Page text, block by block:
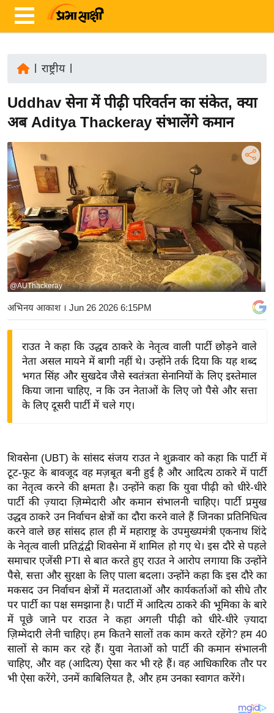
ज़ा
ख
र
रा
ष्ट्री
य
अं
त
र्रा
ष्ट्री
य
बि
ज़
द्यो
त
वि
शे
ष
ज्ञ
रा
य
ब
ज
ट
खे
ल
क्रि
के
राष्ट्रीय|
Uddhav सेना में पीढ़ी परिवर्तन का संकेत, क्या
अब Aditya Thackeray संभालेंगे कमान
@AUThackeray
अभिनय आकाश। Jun 26 2026 6:15PM
राउत ने कहा कि उद्धव ठाकरे के नेतृत्व वाली पार्टी छोड़ने वाले
नेता असल मायने में बागी नहीं थे। उन्होंने तर्क दिया कि यह शब्द
भगत सिंह और सुखदेव जैसे स्वतंत्रता सेनानियों के लिए इस्तेमाल
किया जाना चाहिए, न कि उन नेताओं के लिए जो पैसे और सत्ता
के लिए दूसरी पार्टी में चले गए।
शिवसेना (UBT) के सांसद संजय राउत ने शुक्रवार को कहा कि पार्टी में
टूट-फूट के बावजूद वह मज़बूत बनी हुई है और आदित्य ठाकरे में पार्टी
का नेतृत्व करने की क्षमता है। उन्होंने कहा कि युवा पीढ़ी को धीरे-धीरे
पार्टी की ज़्यादा ज़िम्मेदारी और कमान संभालनी चाहिए। पार्टी प्रमुख
उद्धव ठाकरे उन निर्वाचन क्षेत्रों का दौरा करने वाले हैं जिनका प्रतिनिधित्व
करने वाले छह सांसद हाल ही में महाराष्ट्र के उपमुख्यमंत्री एकनाथ शिंदे
के नेतृत्व वाली प्रतिद्वंद्वी शिवसेना में शामिल हो गए थे। इस दौरे से पहले
समाचार एजेंसी PTI से बात करते हुए राउत ने आरोप लगाया कि उन्होंने
पैसे, सत्ता और सुरक्षा के लिए पाला बदला। उन्होंने कहा कि इस दौरे का
मकसद उन निर्वाचन क्षेत्रों में मतदाताओं और कार्यकर्ताओं को सीधे तौर
पर पार्टी का पक्ष समझाना है। पार्टी में आदित्य ठाकरे की भूमिका के बारे
में पूछे जाने पर राउत ने कहा अगली पीढ़ी को धीरे-धीरे ज़्यादा
ज़िम्मेदारी लेनी चाहिए। हम कितने सालों तक काम करते रहेंगे? हम 40
सालों से काम कर रहे हैं। युवा नेताओं को पार्टी की कमान संभालनी
चाहिए, और वह (आदित्य) ऐसा कर भी रहे हैं। वह आधिकारिक तौर पर
भी ऐसा करेंगे, उनमें काबिलियत है, और हम उनका स्वागत करेंगे।